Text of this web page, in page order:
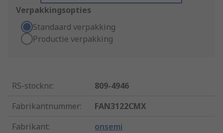
Verpakkingsopties
Standaard verpakking
Productie verpakking
RS-stocknr.:
809-4946
Fabrikantnummer:
FAN3122CMX
Fabrikant: onsemi